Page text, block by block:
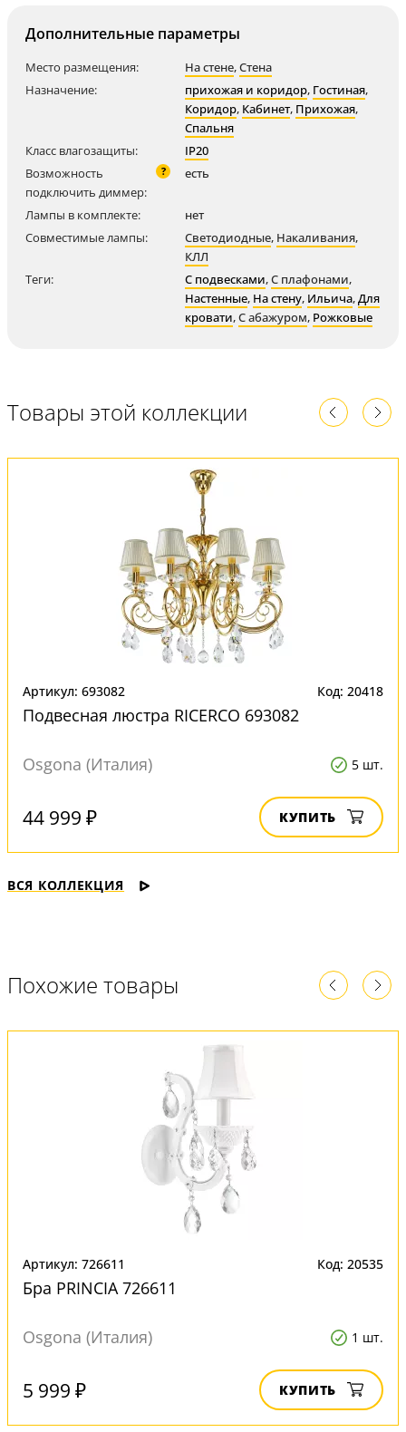
Дополнительные параметры
Место размещения: На стене,Стена
Назначение:
прихожая и коридор, Гостиная,
Коридор, Кабинет, Прихожая,
Спальня
Класс влагозащиты:
IP20
Возможность
подключить диммер:
? есть
Лампы в комплекте:
нет
Совместимые лампы:
Светодиодные, Накаливания,
КЛЛ
Теги:
С подвесками,С плафонами,
Настенные, На стену, Ильича,Для
кровати,С абажуром, Рожковые
Товары этой коллекции
Артикул: 693082 Код: 20418
Подвесная люстра RICERCO 693082
Osgona (Италия) 5 шт.
44 999 ₽ КУПИТЬ
ВСЯ КОЛЛЕКЦИЯ
Похожие товары
Артикул: 726611 Код: 20535
Бра PRINCIA 726611
Osgona (Италия) 1 шт.
5 999 ₽ КУПИТЬ